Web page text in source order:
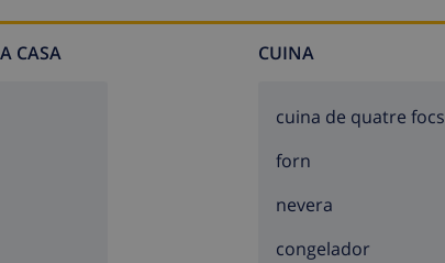
CASA CUINA
cuina de quatre focs
forn
nevera
congelador